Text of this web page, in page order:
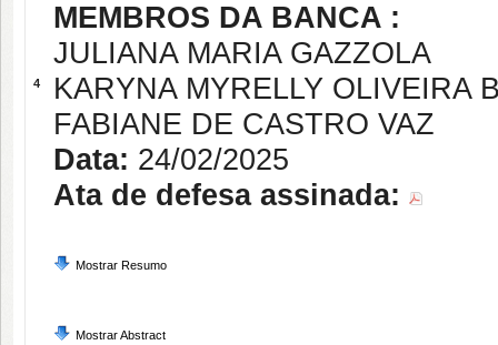
4
MEMBROS DA BANCA :
JULIANA MARIA GAZZOLA
KARYNA MYRELLY OLIVEIRA
FABIANE DE CASTRO VAZ
Data: 24/02/2025
Ata de defesa assinada:
Mostrar Resumo
Mostrar Abstract